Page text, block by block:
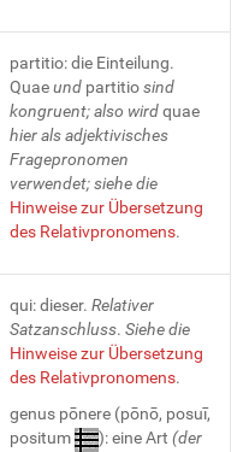
partitio: die Einteilung.
Quaeund partitiosind
kongruent; also wirdquae
hier als adjektivisches
Fragepronomen
verwendet; siehe die
Hinweise zur Übersetzung
des Relativpronomens.
qui: dieser. Relativer
Satzanschluss. Siehe die
Hinweise zur Übersetzung
des Relativpronomens.
genus pōnere (pōnō, posuī,
positum
): eine Art (der